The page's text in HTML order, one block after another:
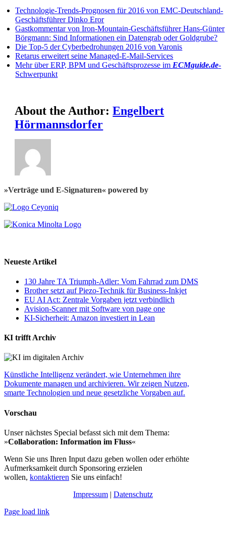
Technologie-Trends-Prognosen für 2016 von EMC-Deutschland-
Geschäftsführer Dinko Eror
Gastkommentar von Iron-Mountain-Geschäftsführer Hans-Günter
Börgmann: Sind Informationen ein Datengrab oder Goldgrube?
Die Top-5 der Cyberbedrohungen 2016 von Varonis
Retarus erweitert seine Managed-E-Mail-Services
Mehr über ERP, BPM und Geschäftsprozesse im ECMguide.de-
Schwerpunkt
About the Author:Engelbert
Hörmannsdorfer
»Verträge und E-Signaturen« powered by
Neueste Artikel
130 Jahre TA Triumph-Adler: Vom Fahrrad zum DMS
Brother setzt auf Piezo-Technik für Business-Inkjet
EU AI Act: Zentrale Vorgaben jetzt verbindlich
Avision-Scanner mit Software von page one
KI-Sicherheit: Amazon investiert in Lean
KI trifft Archiv
Künstliche Intelligenz verändert, wie Unternehmen ihre
Dokumente managen und archivieren. Wir zeigen Nutzen,
smarte Technologien und neue gesetzliche Vorgaben auf.
Vorschau
Unser nächstes Special befasst sich mit dem Thema:
»Collaboration: Information im Fluss«
Wenn Sie uns Ihren Input dazu geben wollen oder erhöhte
Aufmerksamkeit durch Sponsoring erzielen
wollen, kontaktieren Sie uns einfach!
Impressum | Datenschutz
Page load link